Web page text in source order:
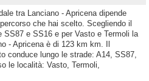
tra Lanciano - Apricena dipende
che hai scelto. Scegliendo il
SS87 e SS16 e per Vasto e Termoli la
- Apricena è di 123 km km. Il
conduce lungo le strade: A14, SS87,
le località: Vasto, Termoli,